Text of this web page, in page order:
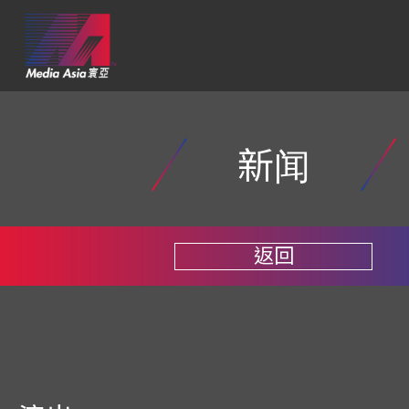
新闻
返回